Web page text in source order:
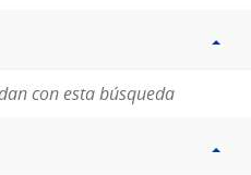
con esta búsqueda